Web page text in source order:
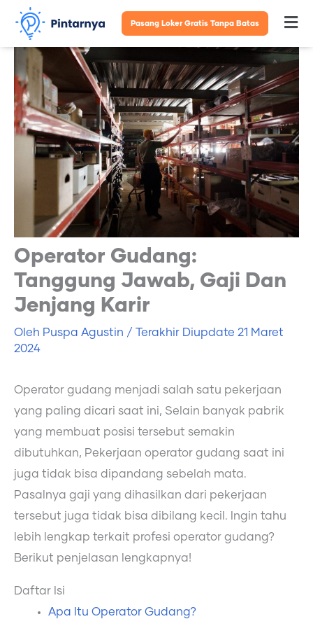
Lewati
konten
Pasang Loker Gratis Tanpa Batas
Operator Gudang:
Tanggung Jawab, Gaji Dan
Jenjang Karir
Oleh Puspa Agustin / Terakhir Diupdate 21 Maret
2024
Operator gudang menjadi salah satu pekerjaan
yang paling dicari saat ini, Selain banyak pabrik
yang membuat posisi tersebut semakin
dibutuhkan, Pekerjaan operator gudang saat ini
juga tidak bisa dipandang sebelah mata.
Pasalnya gaji yang dihasilkan dari pekerjaan
tersebut juga tidak bisa dibilang kecil. Ingin tahu
lebih lengkap terkait profesi operator gudang?
Berikut penjelasan lengkapnya!
Daftar Isi
Apa Itu Operator Gudang?